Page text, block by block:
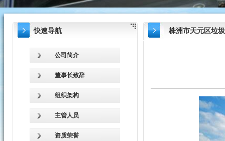
快速导航
公司简介
董事长致辞
组织架构
主管人员
资质荣誉
株洲市天元区垃